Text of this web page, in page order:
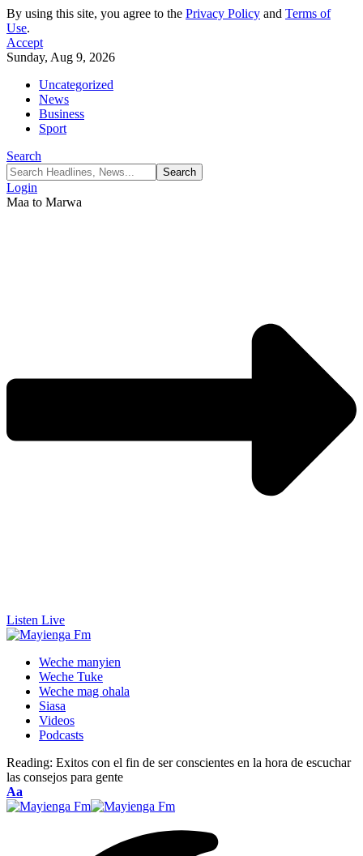
By using this site, you agree to the Privacy Policy and Terms of
Use.
Accept
Sunday, Aug 9, 2026
Uncategorized
News
Business
Sport
Search
Login
Maa to Marwa
Listen Live
Weche manyien
Weche Tuke
Weche mag ohala
Siasa
Videos
Podcasts
Reading: Exitos con el fin de ser conscientes en la hora de escuchar
las consejos para gente
Font
Resizer
Aa